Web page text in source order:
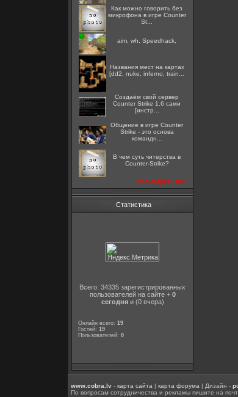
Как можно говорить без
микрофона в игре Counter
St...
aim, wh, Speedhack,
Названия мест на картах
[dd2, nuke, inferno, train...
Создаём свой сервер
Counter Strike 1.6 сами
[инстр...
Общение в игре Counter
Strike - это основа
командн...
В чем суть читерства в
Counter-Strike?
посмотреть все
Статистика
Всего: 34335 зарегистрированных
пользователей на сайте + 0
сегодняи (0 вчера)
Онлайн всего: 19
Гостей: 19
Пользователей: 0
www.cobra.lv - карта сайта | карта форума | Дизайн -
По вопросам сотрудничества и рекламы пишите на